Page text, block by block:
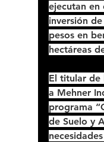
ejecutan en
inversión
pesos en
hectáreas
El titular de
a Mehner
programa
de Suelo y